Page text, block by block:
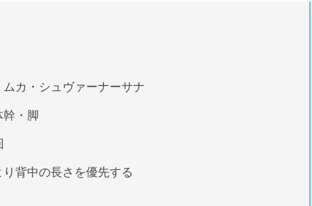
カ・シュヴァーナーサナ
幹・脚
背中の長さを優先する